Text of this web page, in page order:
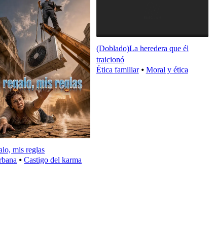
mis reglas
⦁Castigo del karma
(Doblado)La heredera que él
traicionó
Ética familiar⦁ Moral y ética